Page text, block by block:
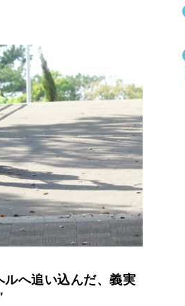
へ追い込んだ、義実